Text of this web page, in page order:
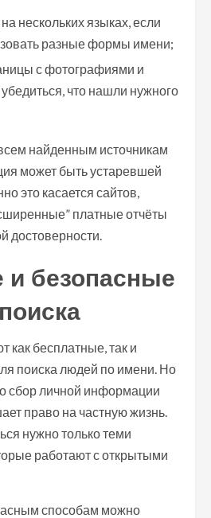
нескольких языках, если
разные формы имени;
с фотографиями и
что нашли нужного
найденным источникам
может быть устаревшей
это касается сайтов,
платные отчёты
достоверности.
и безопасные
как бесплатные, так и
поиска людей по имени. Но
сбор личной информации
право на частную жизнь.
нужно только теми
работают с открытыми
способам можно